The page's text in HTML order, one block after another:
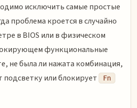
исключить самые простые
проблема кроется в случайно
в BIOS или в физическом
функциональные
не была ли нажата комбинация,
или блокирует
Fn